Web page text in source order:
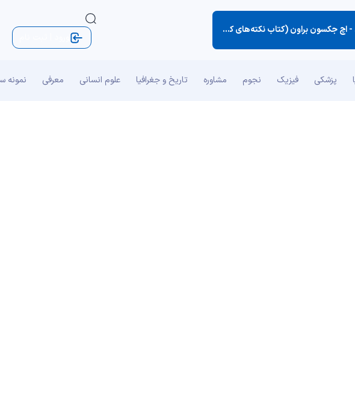
-اچ جکسون براون (کتاب نکته‌های کوچک زندگی)
پزشکی فیزیک نجوم مشاوره تاریخ و جغرافیا علوم انسانی معرفی نمونه